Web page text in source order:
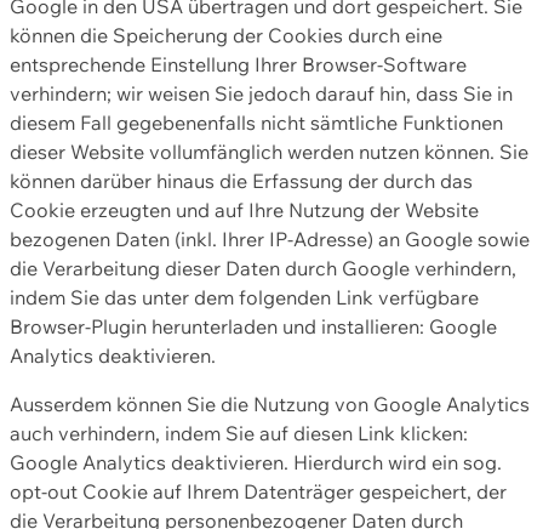
Google in den USA übertragen und dort gespeichert. Sie
können die Speicherung der Cookies durch eine
entsprechende Einstellung Ihrer Browser-Software
verhindern; wir weisen Sie jedoch darauf hin, dass Sie in
diesem Fall gegebenenfalls nicht sämtliche Funktionen
dieser Website vollumfänglich werden nutzen können. Sie
können darüber hinaus die Erfassung der durch das
Cookie erzeugten und auf Ihre Nutzung der Website
bezogenen Daten (inkl. Ihrer IP-Adresse) an Google sowie
die Verarbeitung dieser Daten durch Google verhindern,
indem Sie das unter dem folgenden Link verfügbare
Browser-Plugin herunterladen und installieren: Google
Analytics deaktivieren.
Ausserdem können Sie die Nutzung von Google Analytics
auch verhindern, indem Sie auf diesen Link klicken:
Google Analytics deaktivieren. Hierdurch wird ein sog.
opt-out Cookie auf Ihrem Datenträger gespeichert, der
die Verarbeitung personenbezogener Daten durch